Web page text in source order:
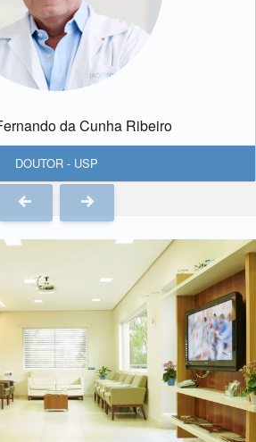
da Cunha Ribeiro
DOUTOR - USP